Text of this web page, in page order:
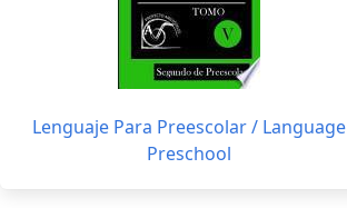
Lenguaje Para Preescolar / Language
Preschool